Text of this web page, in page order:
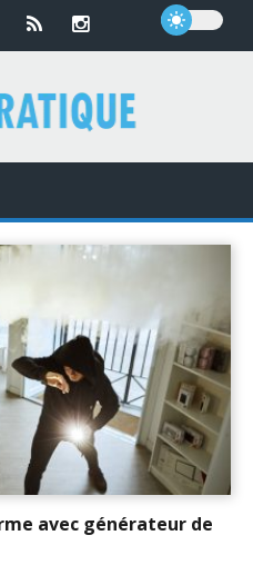
avec générateur de